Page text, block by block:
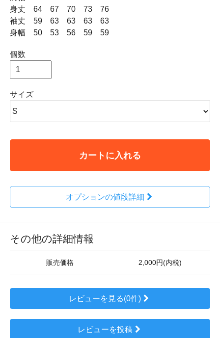
身丈 64 67 70 73 76
袖丈 59 63 63 63 63
身幅 50 53 56 59 59
個数
サイズ
カートに入れる
オプションの値段詳細
その他の詳細情報
販売価格 2,000円(内税)
レビューを見る(0件)
レビューを投稿